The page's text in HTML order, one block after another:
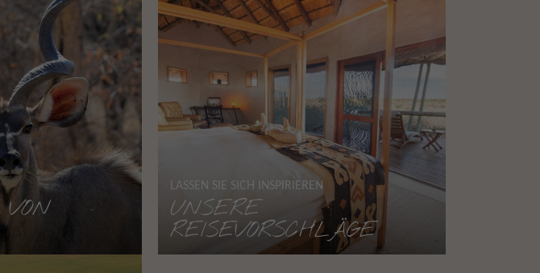
LASSEN SIE SICH INSPIRIEREN
UNSERE
REISEVORSCHLÄGE